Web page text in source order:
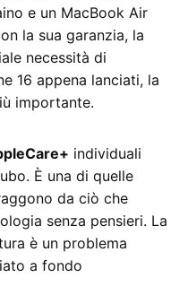
e un MacBook Air
la sua garanzia, la
necessità di
16 appena lanciati, la
importante.
individuali
È una di quelle
da ciò che
senza pensieri. La
è un problema
a fondo